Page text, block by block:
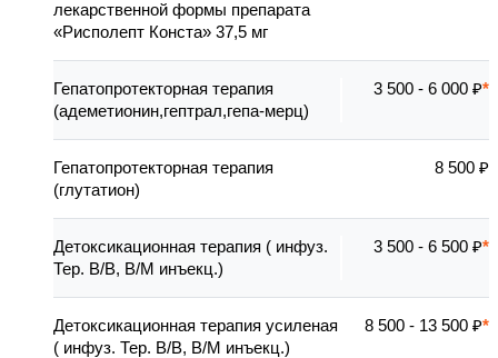
лекарственной формы препарата
«Рисполепт Конста» 37,5 мг
Гепатопротекторная терапия
(адеметионин,гептрал,гепа-мерц)
3 500 - 6 000 ₽
Гепатопротекторная терапия
(глутатион)
8 500 ₽
Детоксикационная терапия ( инфуз.
Тер. В/В, В/М инъекц.)
3 500 - 6 500 ₽
Детоксикационная терапия усиленая
( инфуз. Тер. В/В, В/М инъекц.)
8 500 - 13 500 ₽